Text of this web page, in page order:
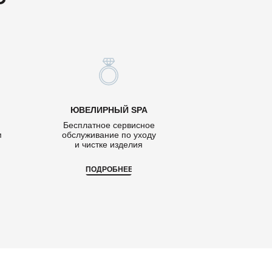
ЮВЕЛИРНЫЙ SPA
Бесплатное сервисное
обслуживание по уходу
и чистке изделия
ПОДРОБНЕЕ